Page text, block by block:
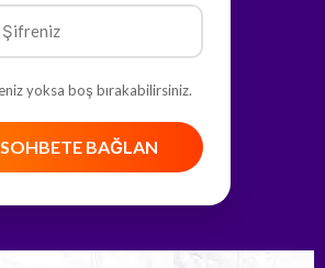
yoksa boş bırakabilirsiniz.
SOHBETE BAĞLAN